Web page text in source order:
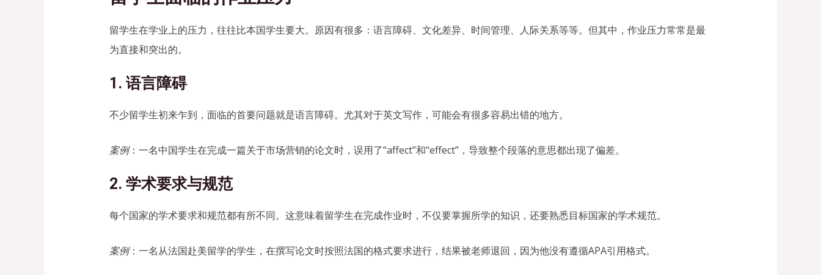
留学生在学业上的压力，往往比本国学生要大。原因有很多：语言障碍、文化差异、时间管理、人际关系等等。但其中，作业压力常常是最
为直接和突出的。
1. 语言障碍
不少留学生初来乍到，面临的首要问题就是语言障碍。尤其对于英文写作，可能会有很多容易出错的地方。
案例：一名中国学生在完成一篇关于市场营销的论文时，误用了“affect”和“effect”，导致整个段落的意思都出现了偏差。
2. 学术要求与规范
每个国家的学术要求和规范都有所不同。这意味着留学生在完成作业时，不仅要掌握所学的知识，还要熟悉目标国家的学术规范。
案例：一名从法国赴美留学的学生，在撰写论文时按照法国的格式要求进行，结果被老师退回，因为他没有遵循APA引用格式。